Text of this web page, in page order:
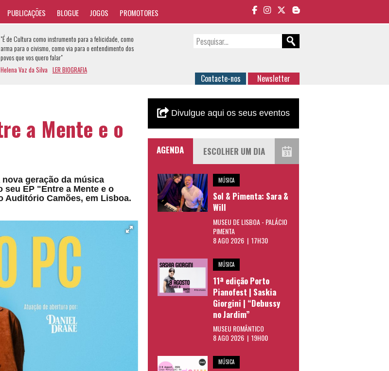
PUBLICAÇÕES BLOGUE JOGOS PROMOTORES
"É de Cultura como instrumento para a felicidade, como
arma para o civismo, como via para o entendimento dos
povos que vos quero falar"
Helena Vaz da Silva LER BIOGRAFIA
Contacte-nos Newsletter
a Mente e o
geração da música
seu EP "Entre a Mente e o
Auditório Camões, em Lisboa.
Divulgue aqui os seus eventos
AGENDA
MÚSICA
Sol & Pimenta: Sara &
Will
MUSEU DE LISBOA - PALÁCIO
PIMENTA
8 AGO 2026 | 17H30
MÚSICA
11ª edição Porto
Pianofest | Saskia
Giorgini | “Debussy
no Jardim”
MUSEU ROMÂNTICO
8 AGO 2026 | 19H00
MÚSICA